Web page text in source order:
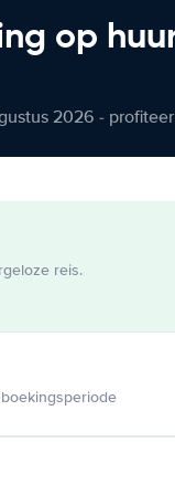
op
2026 -
reis.